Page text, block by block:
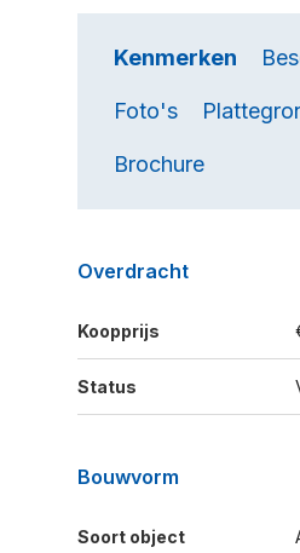
Kenmerken
Foto's
Brochure
Overdracht
Koopprijs
Status
Bouwvorm
Soort object